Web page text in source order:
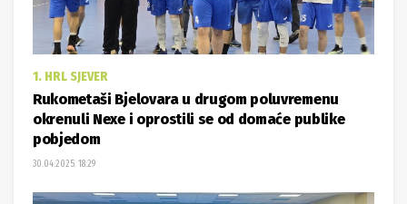
1. HRL SJEVER
Rukometaši Bjelovara u drugom poluvremenu
okrenuli Nexe i oprostili se od domaće publike
pobjedom
30.04.2025. 18:29